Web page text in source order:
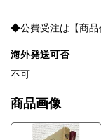
◆公費受注は【商品
海外発送可否
不可
商品画像